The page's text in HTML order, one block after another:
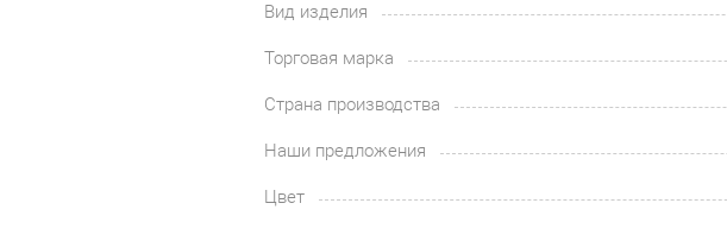
Вид изделия
Торговая марка
Страна производства
Наши предложения
Цвет